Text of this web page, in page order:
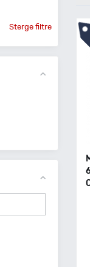
Sterge filtre